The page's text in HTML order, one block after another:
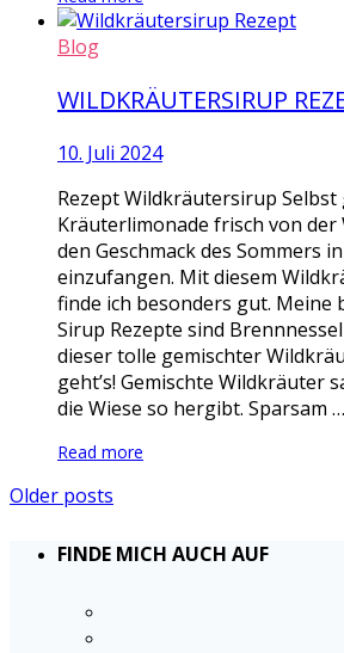
Blog
WILDKRÄUTERSIRUP
10. Juli 2024
Rezept Wildkräutersirup Selbst
Kräuterlimonade frisch von der
den Geschmack des Sommers
einzufangen. Mit diesem
finde ich besonders gut. Meine
Sirup Rezepte sind
dieser tolle gemischter
geht’s! Gemischte Wildkräuter
die Wiese so hergibt. Sparsam …
Read more
Older posts
FINDE MICH AUCH AUF